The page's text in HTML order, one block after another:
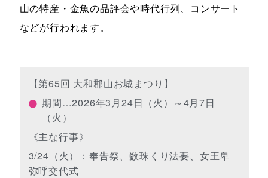
山の特産・金魚の品評会や時代行列、コンサート
などが行われます。
【第65回 大和郡山お城まつり】
期間…2026年3月24日（火）～4月7日
（火）
《主な行事》
3/24（火）：奉告祭、数珠くり法要、女王卑
弥呼交代式